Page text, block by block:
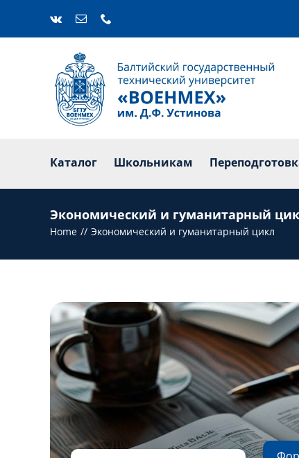
content
Каталог Школьникам
Экономический и гуманитарный
Home Экономический и гуманитарный цикл